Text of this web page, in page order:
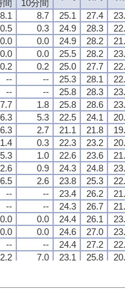
間
10分間
8.7 25.1 27.4
0.5 0.3 24.9 28.3
0.0 0.0 24.9 28.2
0.0 0.0 25.5 28.2
0.2 0.2 25.0 27.7
-- -- 25.3 28.1
-- -- 25.8 28.3
7.7 1.8 25.8 28.6
5.3 22.5 24.1
6.3 2.7 21.1 21.8
1.4 0.3 22.3 23.2
5.3 1.0 22.6 23.6
2.6 0.9 24.3 24.8
6.5 2.6 23.8 25.3
-- -- 23.4 26.2
-- -- 24.3 26.7
0.0 0.0 24.4 26.1
0.0 0.0 24.6 27.0
-- -- 24.4 27.2
7.0 23.1 25.8
間
10分間
8.7 25.1 27.4
0.5 0.3 24.9 28.3
0.0 0.0 24.9 28.2
0.0 0.0 25.5 28.2
0.2 0.2 25.0 27.7
-- -- 25.3 28.1
-- -- 25.8 28.3
7.7 1.8 25.8 28.6
5.3 22.5 24.1
6.3 2.7 21.1 21.8
1.4 0.3 22.3 23.2
5.3 1.0 22.6 23.6
2.6 0.9 24.3 24.8
6.5 2.6 23.8 25.3
-- -- 23.4 26.2
-- -- 24.3 26.7
0.0 0.0 24.4 26.1
0.0 0.0 24.6 27.0
-- -- 24.4 27.2
7.0 23.1 25.8
間
10分間
8.7 25.1 27.4
0.5 0.3 24.9 28.3
0.0 0.0 24.9 28.2
0.0 0.0 25.5 28.2
0.2 0.2 25.0 27.7
-- -- 25.3 28.1
-- -- 25.8 28.3
7.7 1.8 25.8 28.6
5.3 22.5 24.1
6.3 2.7 21.1 21.8
1.4 0.3 22.3 23.2
5.3 1.0 22.6 23.6
2.6 0.9 24.3 24.8
6.5 2.6 23.8 25.3
-- -- 23.4 26.2
-- -- 24.3 26.7
0.0 0.0 24.4 26.1
0.0 0.0 24.6 27.0
-- -- 24.4 27.2
7.0 23.1 25.8
間
10分間
8.7 25.1 27.4
0.5 0.3 24.9 28.3
0.0 0.0 24.9 28.2
0.0 0.0 25.5 28.2
0.2 0.2 25.0 27.7
-- -- 25.3 28.1
-- -- 25.8 28.3
7.7 1.8 25.8 28.6
5.3 22.5 24.1
6.3 2.7 21.1 21.8
1.4 0.3 22.3 23.2
5.3 1.0 22.6 23.6
2.6 0.9 24.3 24.8
6.5 2.6 23.8 25.3
-- -- 23.4 26.2
-- -- 24.3 26.7
0.0 0.0 24.4 26.1
0.0 0.0 24.6 27.0
-- -- 24.4 27.2
7.0 23.1 25.8